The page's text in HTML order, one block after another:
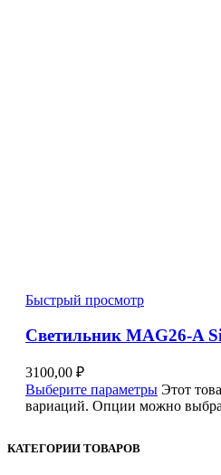
Быстрый просмотр
Светильник MAG26-A
3100,00 ₽
Выберите параметры Этот
вариаций. Опции можно
КАТЕГОРИИ ТОВАРОВ